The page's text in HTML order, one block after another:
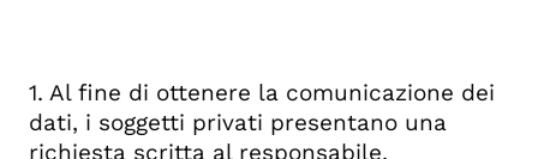
1. Al fine di ottenere la comunicazione dei
dati, i soggetti privati presentano una
richiesta scritta al responsabile,